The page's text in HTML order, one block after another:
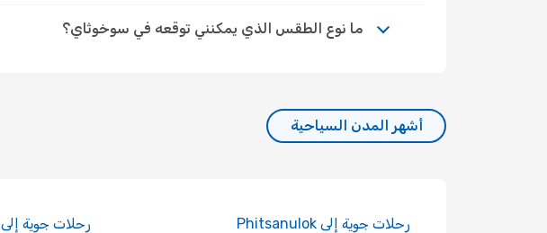
ما نوع الطقس الذي يمكنني توقعه في سوخوثاي؟
أشهر المدن السياحية
رحلات جوية إلى Phitsanulok رحلات جوية إلى Tak